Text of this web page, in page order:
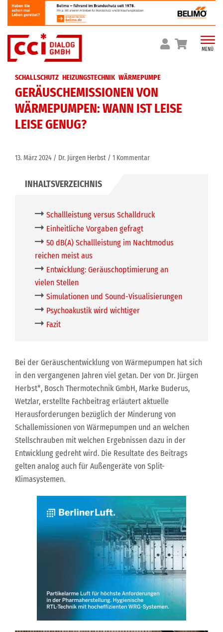
Skip
to
content
MENÜ
SCHALLSCHUTZ HEIZUNGSTECHNIK WÄRMEPUMPE
GERÄUSCHEMISSIONEN VON
WÄRMEPUMPEN: WANN IST LEISE
LEISE GENUG?
13. März 2024 Dr. Jürgen Herbst 1 Kommentar
Schallleistung versus Schalldruck
Einheitliche Vorgaben gefragt
50 dB(A) Schallleistung im Nachtmodus
reichen meist aus
Entwicklung: Geräuschoptimierung an
vielen Stellen
Simulationen und Sound-Visualisierungen
Psychoakustik wird wichtiger
Fazit
Bei der Geräuschentwicklung von Wärmepumpen hat sich
in den vergangenen Jahren viel getan. Der von Dr. Jürgen
Herbst*, Bosch Thermotechnik GmbH, Marke Buderus,
Wetzlar, erstellte Fachbeitrag erläutert aktuelle
Herausforderungen bezüglich der Minderung von
Schallemissionen von Wärmepumpen und an welchen
Stellschrauben mit welchen Ergebnissen dazu in der
Entwicklung gedreht wird. Die Resultate des Beitrags
gelten analog auch für Außengeräte von Split-
Klimasystemen.